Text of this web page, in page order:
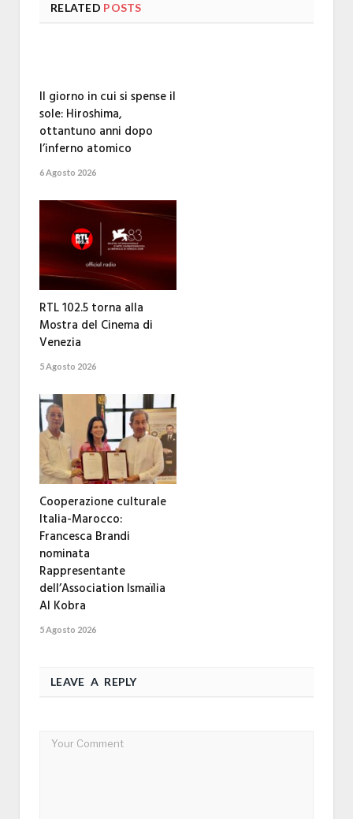
RELATED POSTS
Il giorno in cui si spense il
sole: Hiroshima,
ottantuno anni dopo
l’inferno atomico
6 Agosto 2026
RTL 102.5 torna alla
Mostra del Cinema di
Venezia
5 Agosto 2026
Cooperazione culturale
Italia-Marocco:
Francesca Brandi
nominata
Rappresentante
dell’Association Ismaïlia
Al Kobra
5 Agosto 2026
LEAVE A REPLY